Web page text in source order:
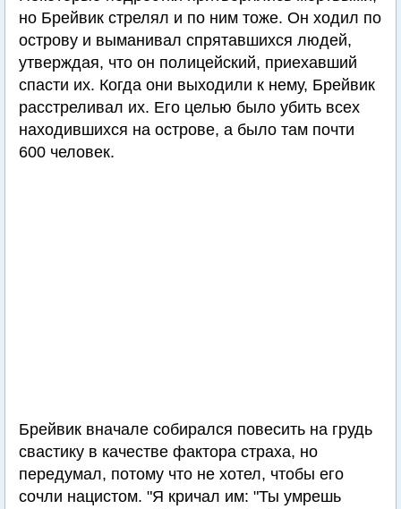
но Брейвик стрелял и по ним тоже. Он ходил по
острову и выманивал спрятавшихся людей,
утверждая, что он полицейский, приехавший
спасти их. Когда они выходили к нему, Брейвик
расстреливал их. Его целью было убить всех
находившихся на острове, а было там почти
600 человек.
Брейвик вначале собирался повесить на грудь
свастику в качестве фактора страха, но
передумал, потому что не хотел, чтобы его
сочли нацистом. "Я кричал им: "Ты умрешь